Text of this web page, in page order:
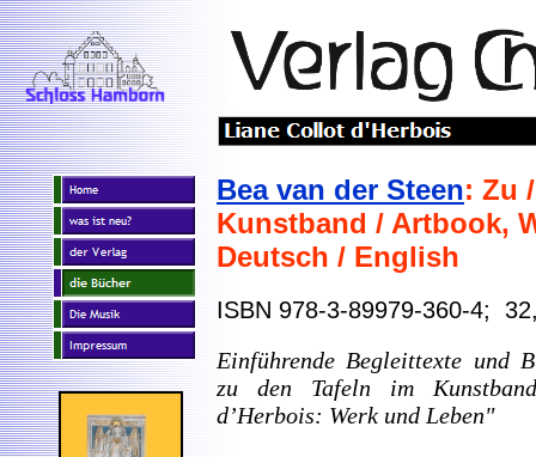
Bea van der Steen: Zu
Kunstband / Artbook,
Deutsch / English
ISBN 978-3-89979-360-4;
Einführende Begleittexte und
zu den Tafeln im
d’Herbois: Werk und Leben"